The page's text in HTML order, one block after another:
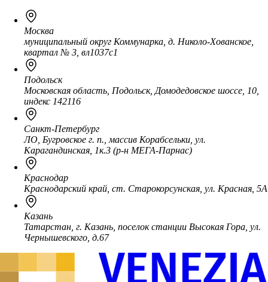
Москва
муниципальный округ Коммунарка, д. Николо-Хованское,
квартал № 3, вл1037с1
Подольск
Московская область, Подольск, Домодедовское шоссе, 10,
индекс 142116
Санкт-Петербург
ЛО, Бугровское г. п., массив Корабсельки, ул.
Карагандинская, 1к.3 (р-н МЕГА-Парнас)
Краснодар
Краснодарский край, ст. Старокорсунская, ул. Красная, 5А
Казань
Татарстан, г. Казань, поселок станции Высокая Гора, ул.
Чернышевского, д.67